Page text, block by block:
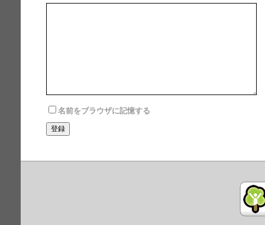
名前をブラウザに記憶する